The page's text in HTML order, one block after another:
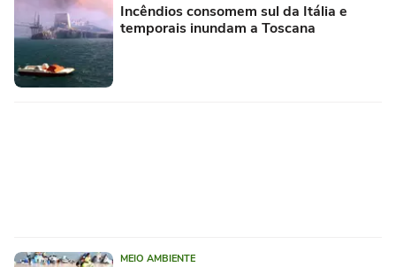
Incêndios consomem sul da Itália e
temporais inundam a Toscana
MEIO AMBIENTE